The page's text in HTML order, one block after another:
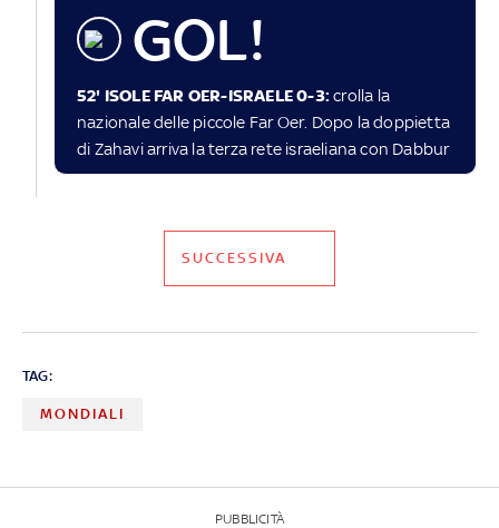
GOL!
52' ISOLE FAR OER-ISRAELE 0-3: crolla la
nazionale delle piccole Far Oer. Dopo la doppietta
di Zahavi arriva la terza rete israeliana con Dabbur
SUCCESSIVA
TAG:
MONDIALI
PUBBLICITÀ